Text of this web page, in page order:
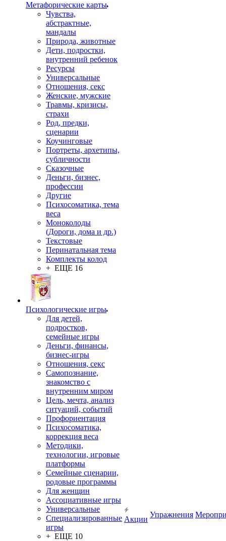
Mетафорические карты
Чувства,
абстрактные,
мандалы
Природа, животные
Дети, подростки,
внутренний ребенок
Ресурсы
Универсальные
Отношения, секс
Женские, мужские
Травмы, кризисы,
страхи
Род, предки,
сценарии
Коучинговые
Портреты, архетипы,
субличности
Сказочные
Деньги, бизнес,
профессии
Другие
Психосоматика, тема
веса
Моноколоды
(Дороги, дома и др.)
Текстовые
Перинатальная тема
Комплекты колод
+ ЕЩЕ 16
Психологические игры
Для детей,
подростков,
семейные игры
Деньги, финансы,
бизнес-игры
Отношения, секс
Самопознание,
знакомство с
внутренним миром
Цель, мечта, анализ
ситуаций, событий
Профориентация
Психосоматика,
коррекция веса
Методики,
технологии, игровые
платформы
Семейные сценарии,
родовые программы
Для женщин
Ассоциативные игры
Универсальные
Специализированные
игры
+ ЕЩЕ 10
Акции
Упражнения